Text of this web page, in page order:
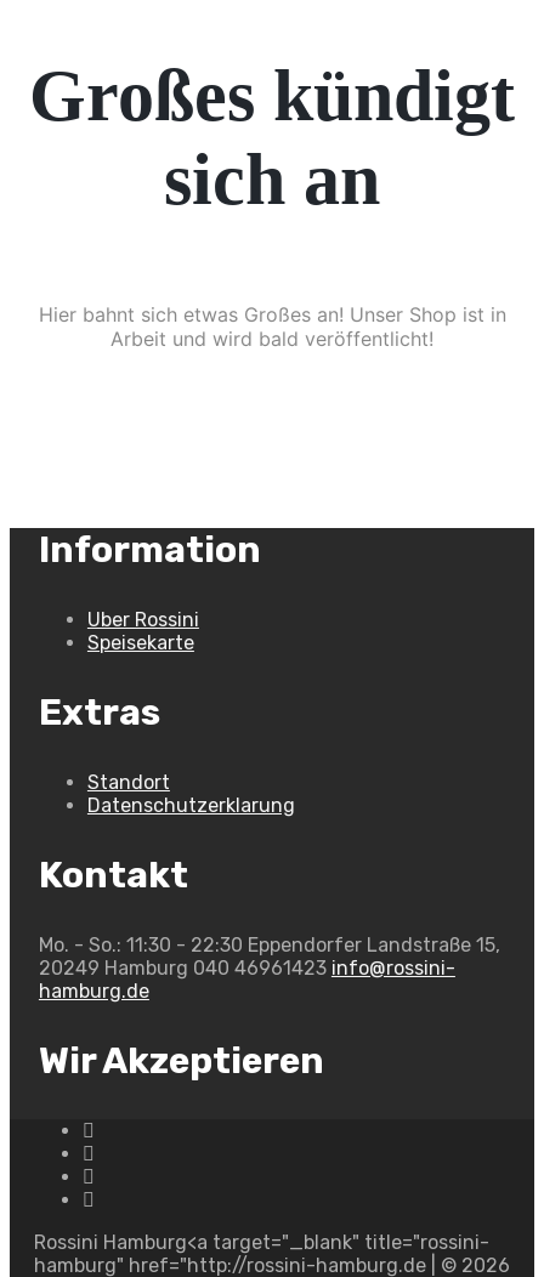
Großes kündigt
sich an
Hier bahnt sich etwas Großes an! Unser Shop ist in
Arbeit und wird bald veröffentlicht!
Information
Uber Rossini
Speisekarte
Extras
Standort
Datenschutzerklarung
Kontakt
Mo. - So.: 11:30 - 22:30 Eppendorfer Landstraße 15,
20249 Hamburg 040 46961423 info@rossini-
hamburg.de
Wir Akzeptieren
Rossini Hamburg<a target="_blank" title="rossini-
hamburg" href="http://rossini-hamburg.de | © 2026